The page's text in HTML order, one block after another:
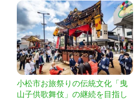
小松市お旅祭りの伝統文化「曳
山子供歌舞伎」の継続を目指し